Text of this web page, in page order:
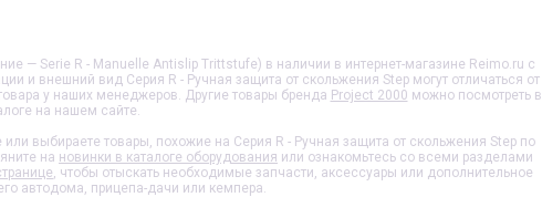
— Serie R - Manuelle Antislip Trittstufe) в наличии в интернет-магазине Reimo.ru с
и внешний вид Серия R - Ручная защита от скольжения Stepмогут отличаться от
у наших менеджеров. Другие товары бренда Project 2000 можно посмотреть в
на нашем сайте.
выбираете товары, похожие на Серия R - Ручная защита от скольжения Step по
на новинки в каталоге оборудования или ознакомьтесь со всеми разделами
, чтобы отыскать необходимые запчасти, аксессуары или дополнительное
автодома, прицепа-дачи или кемпера.